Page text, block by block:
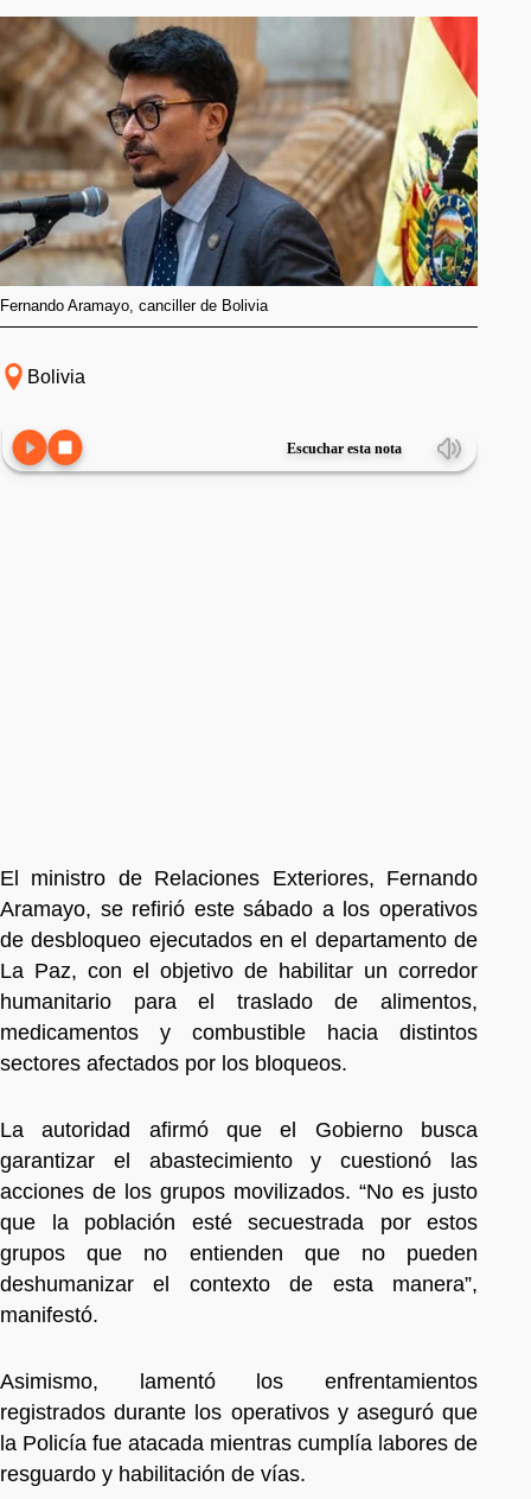
Fernando Aramayo, canciller de Bolivia
Bolivia
Escuchar esta nota
El ministro de Relaciones Exteriores, Fernando
Aramayo, se refirió este sábado a los operativos
de desbloqueo ejecutados en el departamento de
La Paz, con el objetivo de habilitar un corredor
humanitario para el traslado de alimentos,
medicamentos y combustible hacia distintos
sectores afectados por los bloqueos.
La autoridad afirmó que el Gobierno busca
garantizar el abastecimiento y cuestionó las
acciones de los grupos movilizados. “No es justo
que la población esté secuestrada por estos
grupos que no entienden que no pueden
deshumanizar el contexto de esta manera”,
manifestó.
Asimismo, lamentó los enfrentamientos
registrados durante los operativos y aseguró que
la Policía fue atacada mientras cumplía labores de
resguardo y habilitación de vías.